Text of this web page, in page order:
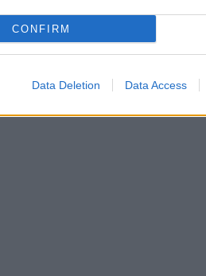
CONFIRM
Data Deletion Data Access